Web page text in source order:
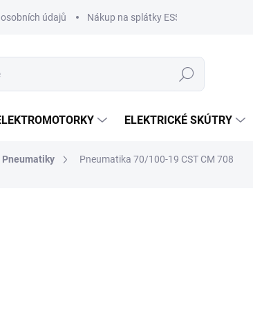
údajů Nákup na splátky ESSOX Nákup
Hledat
ELEKTRICKÉ SKÚTRY
Pneumatiky Pneumatika 70/100-19 CST CM 708